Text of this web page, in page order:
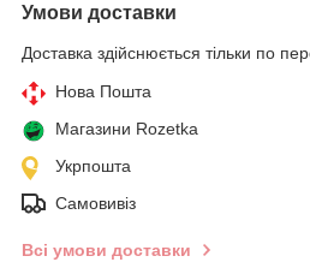
Умови доставки
Доставка здійснюється тільки по
Нова Пошта
Магазини Rozetka
Укрпошта
Самовивіз
Всі умови доставки